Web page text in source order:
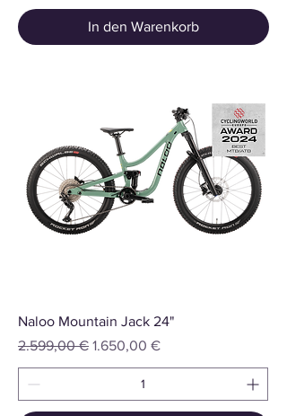
In den Warenkorb
Naloo Mountain Jack 24"
Standardpreis
2.599,00 € Sale-Preis
1.650,00 €